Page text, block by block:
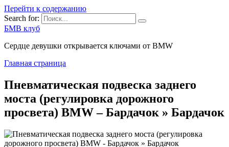
Перейти к содержанию
Search for:
БМВ клуб
Сердце девушки открывается ключами от BMW
Главная страница
Пневматическая подвеска заднего
моста (регулировка дорожного
просвета) BMW – Бардачoк » Бардачoк